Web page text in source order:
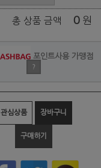
총 상품 금액 0 원
포인트사용 가맹점
?
관심상품 장바구니
구매하기